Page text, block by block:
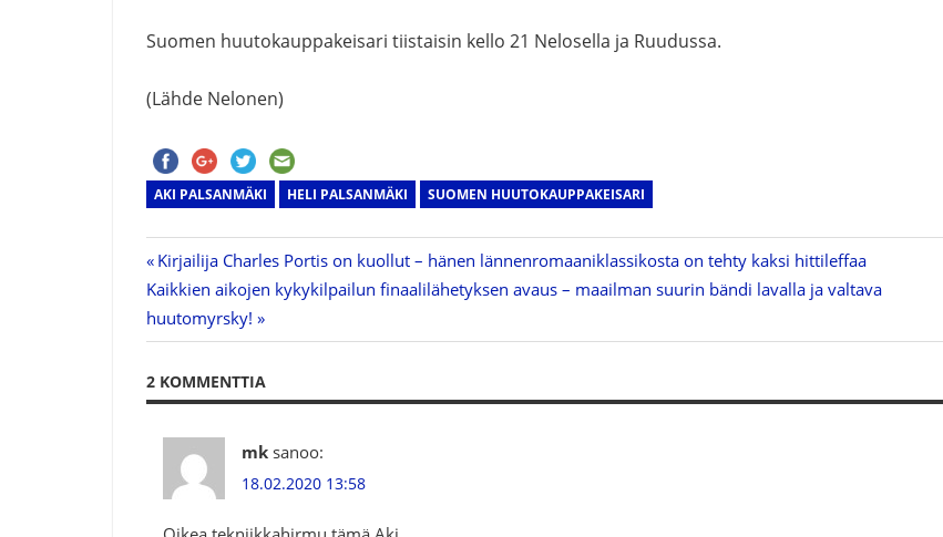
Suomen huutokauppakeisari tiistaisin kello 21 Nelosella ja Ruudussa.
(Lähde Nelonen)
AKI PALSANMÄKI HELI PALSANMÄKI SUOMEN HUUTOKAUPPAKEISARI
Artikkelien
selaus
Previous
Post:
Kirjailija Charles Portis on kuollut – hänen lännenromaaniklassikosta on tehty kaksi hittileffaa
Next
Post:
Kaikkien aikojen kykykilpailun finaalilähetyksen avaus – maailman suurin bändi lavalla ja valtava
huutomyrsky!
2 KOMMENTTIA
mk sanoo:
18.02.2020 13:58